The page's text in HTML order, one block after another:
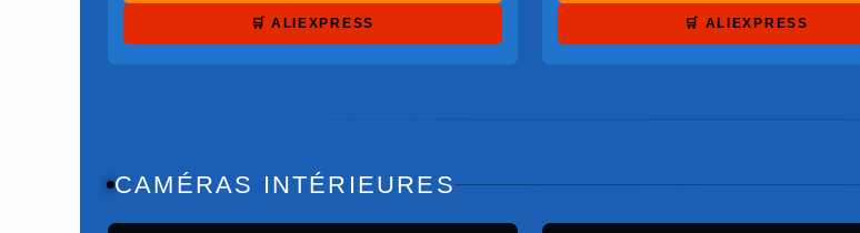
🛒 ALIEXPRESS 🛒 ALIEXPRESS
CAMÉRAS INTÉRIEURES